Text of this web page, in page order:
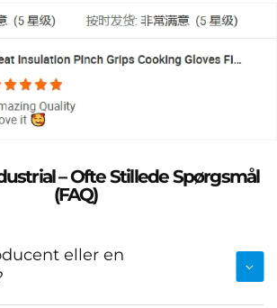
– Ofte Stillede Spørgsmål
(FAQ)
eller en